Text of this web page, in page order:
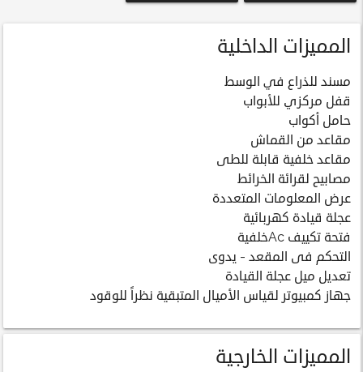
المميزات الداخلية
مسند للذراع في الوسط
قفل مركزي للأبواب
حامل أكواب
مقاعد من القماش
مقاعد خلفية قابلة للطى
مصابيح لقرائة الخرائط
عرض المعلومات المتعددة
عجلة قيادة كهربائية
فتحة تكييف Acخلفية
التحكم فى المقعد - يدوى
تعديل ميل عجلة القيادة
جهاز كمبيوتر لقياس الأميال المتبقية نظراً للوقود
المميزات الخارجية